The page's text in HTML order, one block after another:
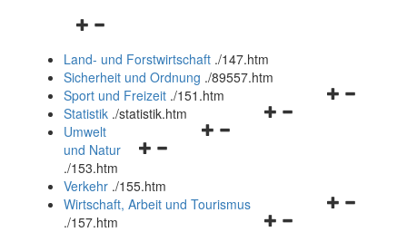
Navigationsmenü
und
schließen
Land- und Forstwirtschaft ./147.htm
Sicherheit und Ordnung ./89557.htm
Navigationsmenü
Sport und Freizeit ./151.htm
Navigationsmenü
Statistik ./statistik.htm
Navigationsmenü
und
schließen
Umwelt
und Natur
./153.htm
Verkehr ./155.htm
Navigationsmenü
Wirtschaft, Arbeit und Tourismus
./157.htm